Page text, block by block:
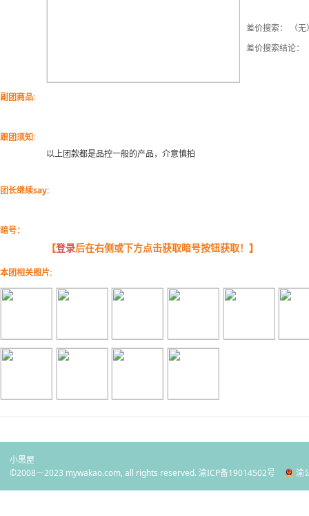
差价搜索： （无
差价搜索结论：
副团商品:
跟团须知:
以上团款都是品控一般的产品，介意慎拍
团长继续say:
暗号：
【登录后在右侧或下方点击获取暗号按钮获取！】
本团相关图片:
小黑屋
©2008－2023 mywakao.com, all rights reserved.渝ICP备19014502号 渝